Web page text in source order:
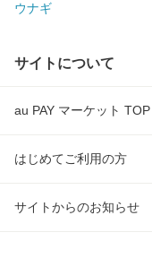
ウナギ
サイトについて
au PAY マーケット TOP
はじめてご利用の方
サイトからのお知らせ